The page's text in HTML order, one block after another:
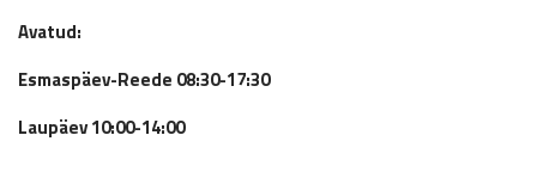
Avatud:
Esmaspäev-Reede 08:30-17:30
Laupäev 10:00-14:00